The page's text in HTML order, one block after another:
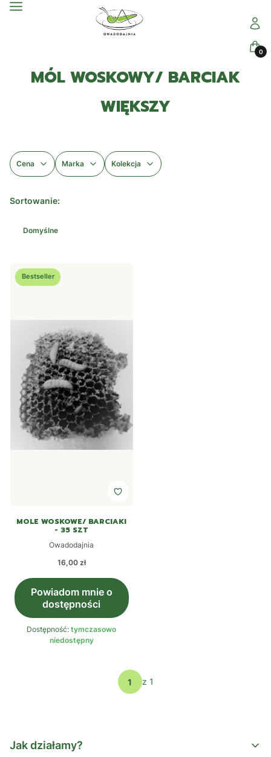
Menu
MÓL WOSKOWY/ BARCIAK
WIĘKSZY
Cena Marka Kolekcja
Lista produktów
Sortowanie:
Domyślne
Bestseller
MOLE WOSKOWE/ BARCIAKI
- 35 SZT
Producent
Owadodajnia
Cena
16,00 zł
Powiadom mnie o
dostępności
Dostępność:tymczasowo
niedostępny
z 1
Jak działamy?